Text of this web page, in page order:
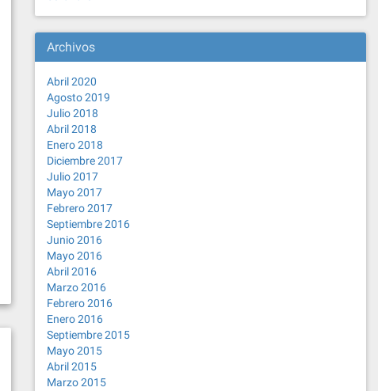
Archivos
Abril 2020
Agosto 2019
Julio 2018
Abril 2018
Enero 2018
Diciembre 2017
Julio 2017
Mayo 2017
Febrero 2017
Septiembre 2016
Junio 2016
Mayo 2016
Abril 2016
Marzo 2016
Febrero 2016
Enero 2016
Septiembre 2015
Mayo 2015
Abril 2015
Marzo 2015